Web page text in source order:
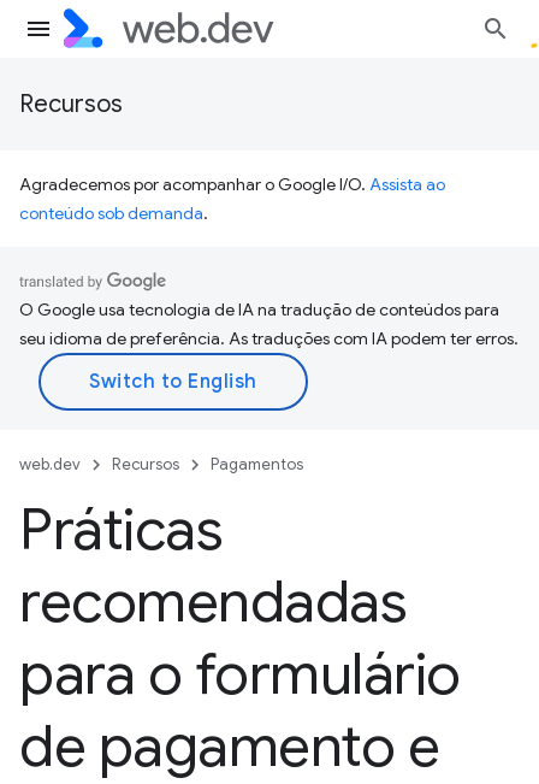
Recursos
Agradecemos por acompanhar o Google I/O. Assista ao
conteúdo sob demanda.
O Google usa tecnologia de IA na tradução de conteúdos para
seu idioma de preferência. As traduções com IA podem ter erros.
web.dev Recursos Pagamentos
Práticas
recomendadas
para o formulário
de pagamento e